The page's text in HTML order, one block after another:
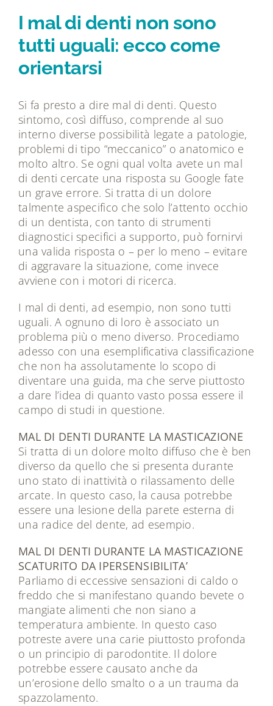
Dicono di noi
Contatti
I mal di denti non sono
tutti uguali: ecco come
orientarsi
Si fa presto a dire mal di denti. Questo
sintomo, così diffuso, comprende al suo
interno diverse possibilità legate a patologie,
problemi di tipo “meccanico” o anatomico e
molto altro. Se ogni qual volta avete un mal
di denti cercate una risposta su Google fate
un grave errore. Si tratta di un dolore
talmente aspecifico che solo l’attento occhio
di un dentista, con tanto di strumenti
diagnostici specifici a supporto, può fornirvi
una valida risposta o – per lo meno – evitare
di aggravare la situazione, come invece
avviene con i motori di ricerca.
I mal di denti, ad esempio, non sono tutti
uguali. A ognuno di loro è associato un
problema più o meno diverso. Procediamo
adesso con una esemplificativa classificazione
che non ha assolutamente lo scopo di
diventare una guida, ma che serve piuttosto
a dare l’idea di quanto vasto possa essere il
campo di studi in questione.
MAL DI DENTI DURANTE LA MASTICAZIONE
Si tratta di un dolore molto diffuso che è ben
diverso da quello che si presenta durante
uno stato di inattività o rilassamento delle
arcate. In questo caso, la causa potrebbe
essere una lesione della parete esterna di
una radice del dente, ad esempio.
MAL DI DENTI DURANTE LA MASTICAZIONE
SCATURITO DA IPERSENSIBILITA’
Parliamo di eccessive sensazioni di caldo o
freddo che si manifestano quando bevete o
mangiate alimenti che non siano a
temperatura ambiente. In questo caso
potreste avere una carie piuttosto profonda
o un principio di parodontite. Il dolore
potrebbe essere causato anche da
un’erosione dello smalto o a un trauma da
spazzolamento.